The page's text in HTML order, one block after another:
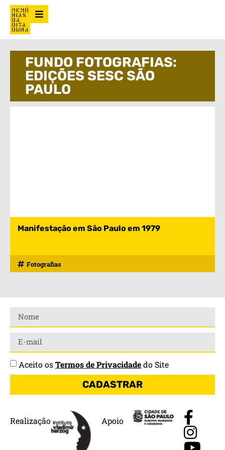
FUNDO FOTOGRAFIAS:
EDIÇÕES SESC SÃO
PAULO
Manifestação em São Paulo em 1979
Fotografias
Realização Apoio
Aceito osTermos de Privacidadedo Site
CADASTRAR